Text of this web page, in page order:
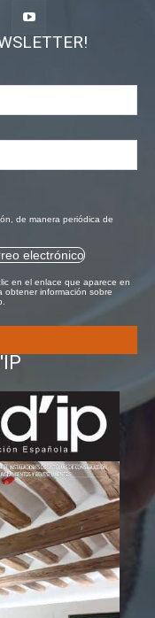
de manera periódica de
electrónico
en el enlace que aparece en
obtener información sobre